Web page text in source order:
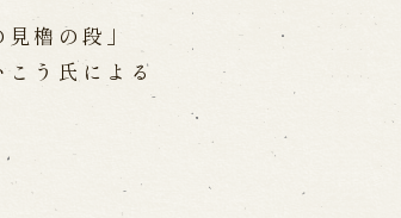
櫓の段」
う氏による